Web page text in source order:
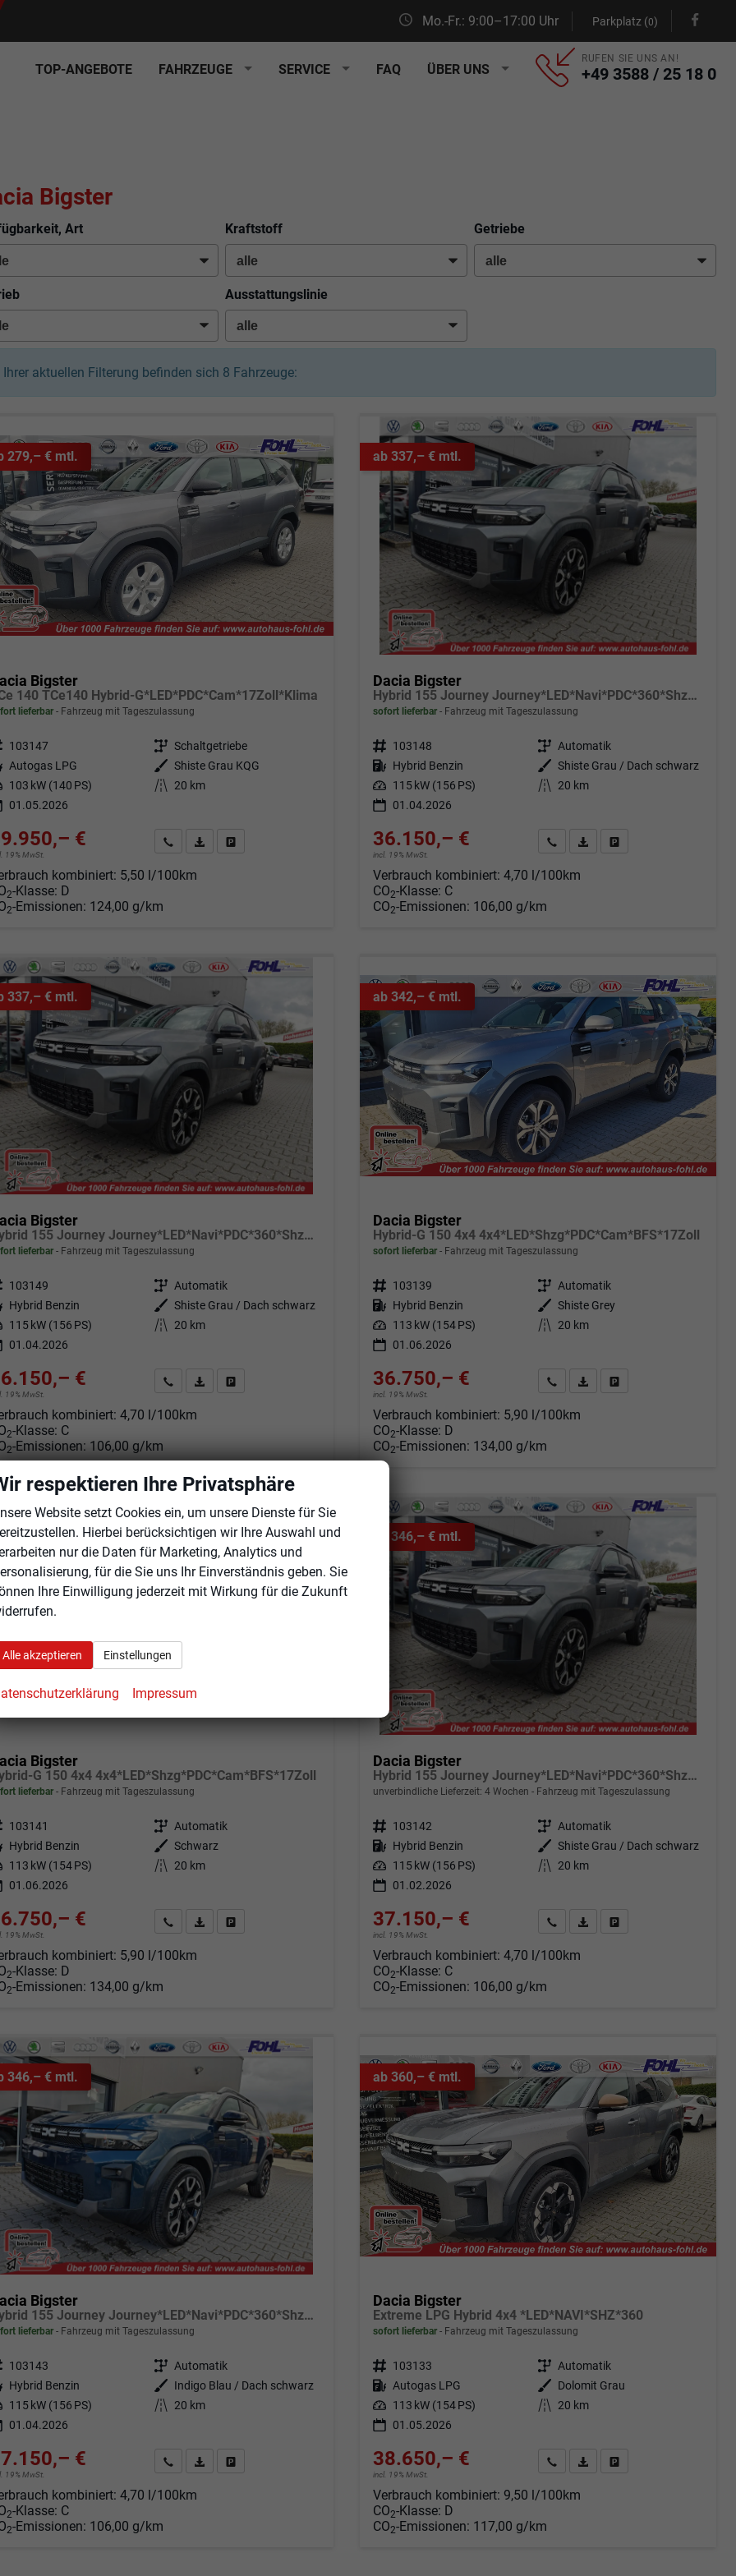
Mo.-Fr.: 9:00–17:00 Uhr Parkplatz (0)
TOP-ANGEBOTE FAHRZEUGE SERVICE FAQ ÜBER UNS
RUFEN SIE UNS AN!
+49 3588 / 25 18 0
Bigster
Art Kraftstoff Getriebe
Ausstattungslinie
Ihrer aktuellen Filterung befinden sich 8 Fahrzeuge:
279,– € mtl.
Bigster
140 TCe140 Hybrid-G*LED*PDC*Cam*17Zoll*Klima
lieferbar Fahrzeug mit Tageszulassung
103147 Getriebe Schaltgetriebe
Autogas LPG Außenfarbe Shiste Grau KQG
103 kW (140 PS) Kilometerstand 20 km
01.05.2026
€
19% MwSt.
Angebot anfordern
Fahrzeugexpose (PDF)
kombiniert: 5,50 l/100km
2-Klasse: D
2-Emissionen: 124,00 g/km
ab 337,– € mtl.
Dacia Bigster
Hybrid 155 Journey Journey*LED*Navi*PDC*360*Shzg*ACC*19"
sofort lieferbar Fahrzeug mit Tageszulassung
Fahrzeugnr. 103148 Getriebe Automatik
Kraftstoff Hybrid Benzin Außenfarbe Shiste Grau / Dach schwarz
Leistung 115 kW (156 PS) Kilometerstand 20 km
01.04.2026
36.150,– €
incl. 19% MwSt.
Angebot anfordern
Fahrzeugexpose (PDF)
Fahrzeug parken
Verbrauch kombiniert: 4,70 l/100km
CO2-Klasse: C
CO2-Emissionen: 106,00 g/km
337,– € mtl.
Bigster
Hybrid 155 Journey Journey*LED*Navi*PDC*360*Shzg*ACC*19"
lieferbar Fahrzeug mit Tageszulassung
103149 Getriebe Automatik
Hybrid Benzin Außenfarbe Shiste Grau / Dach schwarz
115 kW (156 PS) Kilometerstand 20 km
01.04.2026
€
19% MwSt.
Angebot anfordern
Fahrzeugexpose (PDF)
kombiniert:4,70 l/100km
2-Klasse: C
2-Emissionen: 106,00 g/km
ab 342,– € mtl.
Dacia Bigster
Hybrid-G 150 4x4 4x4*LED*Shzg*PDC*Cam*BFS*17Zoll
sofort lieferbar Fahrzeug mit Tageszulassung
Fahrzeugnr. 103139 Getriebe Automatik
Kraftstoff Hybrid Benzin Außenfarbe Shiste Grey
Leistung 113 kW (154 PS) Kilometerstand 20 km
01.06.2026
36.750,– €
incl. 19% MwSt.
Angebot anfordern
Fahrzeugexpose (PDF)
Fahrzeug parken
Verbrauch kombiniert: 5,90 l/100km
CO2-Klasse: D
CO2-Emissionen: 134,00 g/km
342,– € mtl.
Bigster
G 150 4x4 4x4*LED*Shzg*PDC*Cam*BFS*17Zoll
lieferbar Fahrzeug mit Tageszulassung
103141 Getriebe Automatik
Hybrid Benzin Außenfarbe Schwarz
113 kW (154 PS) Kilometerstand 20 km
01.06.2026
€
19% MwSt.
Angebot anfordern
Fahrzeugexpose (PDF)
kombiniert: 5,90 l/100km
2-Klasse: D
2-Emissionen: 134,00 g/km
ab 346,– € mtl.
Dacia Bigster
Hybrid 155 Journey Journey*LED*Navi*PDC*360*Shzg*SD*ACC*19"
unverbindliche Lieferzeit: 4 Wochen Fahrzeug mit Tageszulassung
Fahrzeugnr. 103142 Getriebe Automatik
Kraftstoff Hybrid Benzin Außenfarbe Shiste Grau / Dach schwarz
Leistung 115 kW (156 PS) Kilometerstand 20 km
01.02.2026
37.150,– €
incl. 19% MwSt.
Angebot anfordern
Fahrzeugexpose (PDF)
Fahrzeug parken
Verbrauch kombiniert: 4,70 l/100km
CO2-Klasse: C
CO2-Emissionen: 106,00 g/km
346,– € mtl.
Bigster
Hybrid 155 Journey Journey*LED*Navi*PDC*360*Shzg*SD*ACC*19"
lieferbar Fahrzeug mit Tageszulassung
103143 Getriebe Automatik
Hybrid Benzin Außenfarbe
Indigo Blau / Dach schwarz
115 kW (156 PS) Kilometerstand 20 km
01.04.2026
€
19% MwSt.
Angebot anfordern
Fahrzeugexpose (PDF)
kombiniert:4,70 l/100km
2-Klasse: C
2-Emissionen: 106,00 g/km
ab 360,– € mtl.
Dacia Bigster
Extreme LPG Hybrid 4x4 *LED*NAVI*SHZ*360
sofort lieferbar Fahrzeug mit Tageszulassung
Fahrzeugnr. 103133 Getriebe Automatik
Kraftstoff Autogas LPG Außenfarbe
Dolomit Grau
Leistung 113 kW (154 PS) Kilometerstand 20 km
01.05.2026
38.650,– €
incl. 19% MwSt.
Angebot anfordern
Fahrzeugexpose (PDF)
Fahrzeug parken
Verbrauch kombiniert: 9,50 l/100km
CO2-Klasse: D
CO2-Emissionen: 117,00 g/km
respektieren Ihre Privatsphäre
Website setzt Cookies ein, um unsere Dienste für Sie
Hierbei berücksichtigen wir Ihre Auswahl und
nur die Daten für Marketing, Analytics und
für die Sie uns Ihr Einverständnis geben. Sie
Ihre Einwilligung jederzeit mit Wirkung für die Zukunft
Alle akzeptieren Einstellungen
Impressum